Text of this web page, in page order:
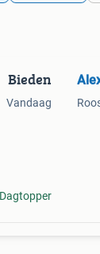
Bieden
Vandaag
Dagtopper